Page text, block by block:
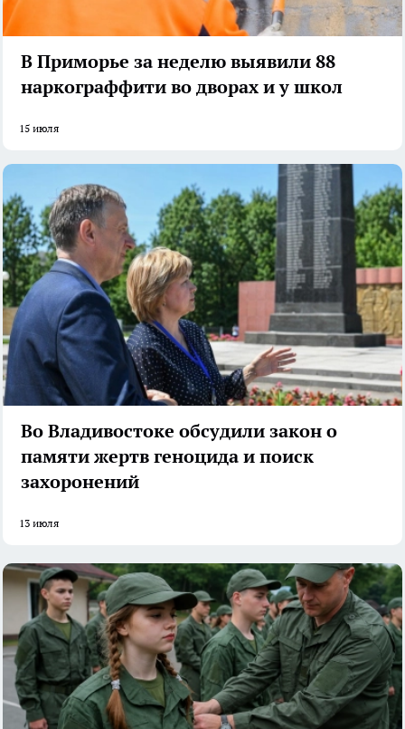
В Приморье за неделю выявили 88
наркограффити во дворах и у школ
15 июля
Во Владивостоке обсудили закон о
памяти жертв геноцида и поиск
захоронений
13 июля